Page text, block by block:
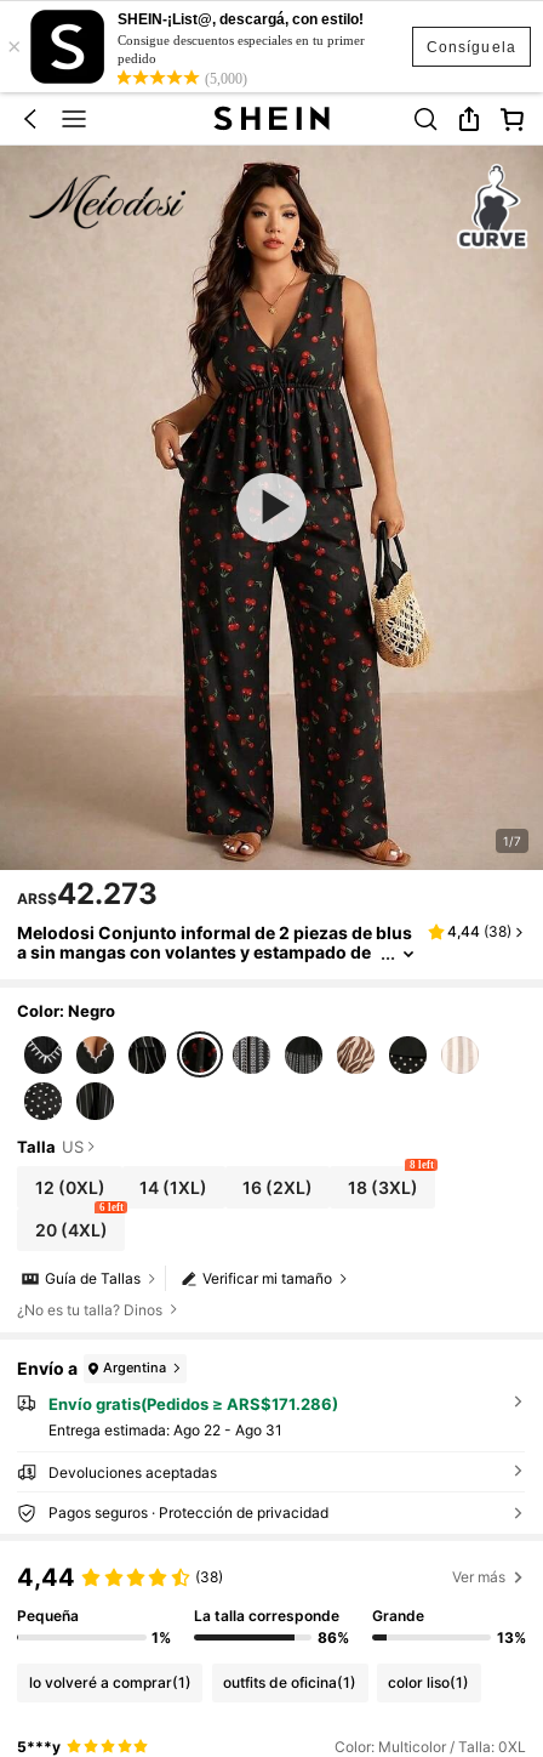
Consíguela
×
SHEIN-¡List@, descargá, con estilo!
Consigue descuentos especiales en tu primer
pedido
(5,000)
1/7
ARS$42.273
Melodosi Conjunto informal de 2 piezas de blus
a sin mangas con volantes y estampado de
4,44 (38)
Color: Negro
Talla US
12 (0XL) 14 (1XL) 16(2XL) 18(3XL)
8 left
20(4XL)
6 left
Verificar mi tamaño
Guía de Tallas
¿No es tu talla? Dinos
Envío a Argentina
Envío gratis(Pedidos ≥ ARS$171.286)
Entrega estimada: Ago 22 - Ago 31
Devoluciones aceptadas
Pagos seguros · Protección de privacidad
4,44 (38) Ver más
Pequeña
1%
La talla corresponde
86%
Grande
13%
lo volveré a comprar(1) outfits de oficina(1) color liso(1)
5***y Color: Multicolor / Talla: 0XL